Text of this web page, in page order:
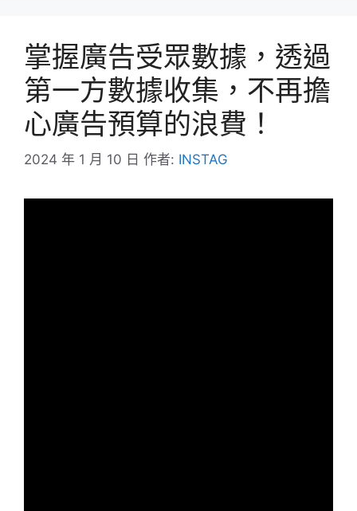
掌握廣告受眾數據，透過
第一方數據收集，不再擔
心廣告預算的浪費！
2024 年 1 月 10 日 作者: INSTAG